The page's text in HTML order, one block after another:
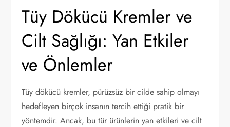
Tüy Dökücü Kremler ve
Cilt Sağlığı: Yan Etkiler
ve Önlemler
Tüy dökücü kremler, pürüzsüz bir cilde sahip olmayı
hedefleyen birçok insanın tercih ettiği pratik bir
yöntemdir. Ancak, bu tür ürünlerin yan etkileri ve cilt